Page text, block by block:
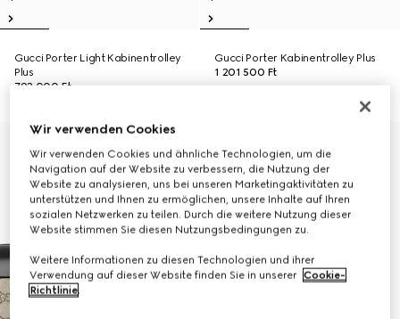
Gucci Porter Light Kabinentrolley
Plus
792 000 Ft
Gucci Porter Kabinentrolley Plus
1 201 500 Ft
Wir verwenden Cookies
Wir verwenden Cookies und ähnliche Technologien, um die
Navigation auf der Website zu verbessern, die Nutzung der
Website zu analysieren, uns bei unseren Marketingaktivitäten zu
unterstützen und Ihnen zu ermöglichen, unsere Inhalte auf Ihren
sozialen Netzwerken zu teilen. Durch die weitere Nutzung dieser
Website stimmen Sie diesen Nutzungsbedingungen zu.
Weitere Informationen zu diesen Technologien und ihrer
Verwendung auf dieser Website finden Sie in unserer Cookie-
Richtlinie.